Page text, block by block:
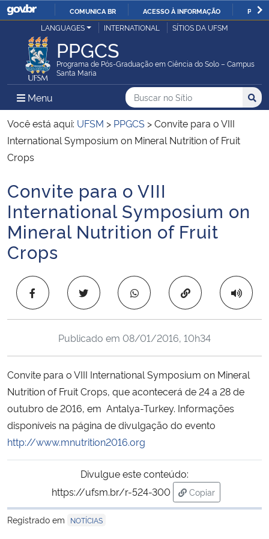
IR
O
COMUNICA BR ACESSO À INFORMAÇÃO
Ministério da Justiça e Segurança Pública
Ministério da Defesa
Ministério das Relações Exteriores
Ministério da Economia
Ministério da Infraestrutura
Ministério da Agricultura, Pecuária e Abastecimento
Ministério da Educação
Ministério da Cidadania
Ministério da Saúde
Ministério de Minas e Energia
Ministério da Ciência, Tecnologia, Inovações e Comunicações
Ministério do Meio Ambiente
Ministério do Turismo
Ministério do Desenvolvimento Regional
LANGUAGES INTERNATIONAL SÍTIOS DA UFSM
PPGCS
Programa de Pós-Graduação em Ciência do Solo – Campus
Santa Maria
Menu Menu Principal do Sítio
Busca
Buscar no no Sítio
Busca:
Você está aqui: UFSM > PPGCS >Convite para o VIII
International Symposium on Mineral Nutrition of Fruit
Crops
Início do conteúdo
Convite para o VIII
International Symposium on
Mineral Nutrition of Fruit
Crops
Copiar para área
Publicado em 08/01/2016, 10h34
Convite para o VIII International Symposium on Mineral
Nutrition of Fruit Crops, que acontecerá de 24 a 28 de
outubro de 2016, em Antalya-Turkey. Informações
disponíveis na página de divulgação do evento
http://www.mnutrition2016.org
Divulgue este conteúdo:
https://ufsm.br/r-524-300
Copiar
para área de
Registrado em
NOTÍCIAS